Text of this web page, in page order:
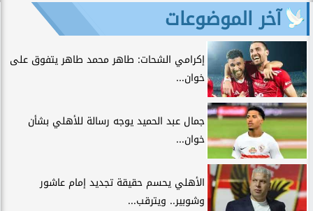
آخر الموضوعات
إكرامي الشحات: طاهر محمد طاهر يتفوق على
خوان...
جمال عبد الحميد يوجه رسالة للأهلي بشأن
خوان...
الأهلي يحسم حقيقة تجديد إمام عاشور
وشوبير.. ويترقب...